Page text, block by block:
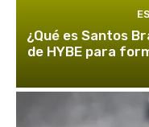
¿Qué es Santos
de HYBE para